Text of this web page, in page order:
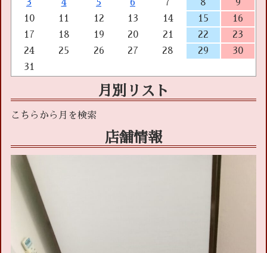
3
4 5 6 7 8
9
10
11 12 13 14 15
16
17
18 19 20 21 22
23
24
25 26 27 28 29
30
31
月別リスト
店舗情報